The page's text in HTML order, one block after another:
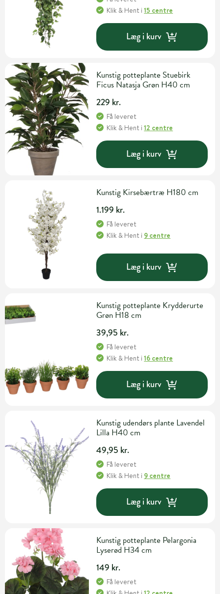
Klik & Hent i15 centre
Læg i kurv
Kunstig potteplante Stuebirk
Ficus Natasja Grøn H40 cm
229 kr.
Få leveret
Klik & Hent i12 centre
Læg i kurv
Kunstig Kirsebærtræ H180 cm
1.199 kr.
Få leveret
Klik & Hent i 9 centre
Læg i kurv
Kunstig potteplante Krydderurte
Grøn H18 cm
39,95 kr.
Få leveret
Klik & Hent i16 centre
Læg i kurv
Kunstig udendørs plante Lavendel
Lilla H40 cm
49,95 kr.
Få leveret
Klik & Hent i 9 centre
Læg i kurv
Kunstig potteplante Pelargonia
Lyserød H34 cm
149 kr.
Få leveret